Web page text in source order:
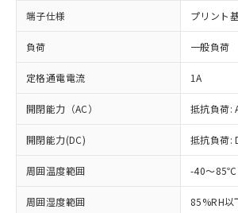
端子仕様 プリント
負荷 一般負荷
定格通電電流 1A
開閉能力（AC） 抵抗負荷:
開閉能力(DC) 抵抗負荷:
周囲温度範囲 -40～85℃
周囲湿度範囲 85%RH